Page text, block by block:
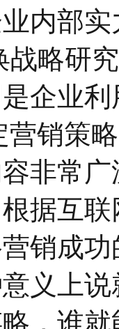
内部
战略研究
企业
销策
非常
据互
销成
义上
，谁